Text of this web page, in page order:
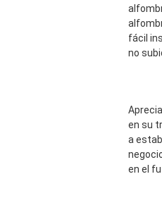
fácil
no
en su
a
en el